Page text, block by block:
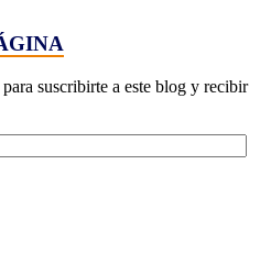
suscribirte a este blog y recibir